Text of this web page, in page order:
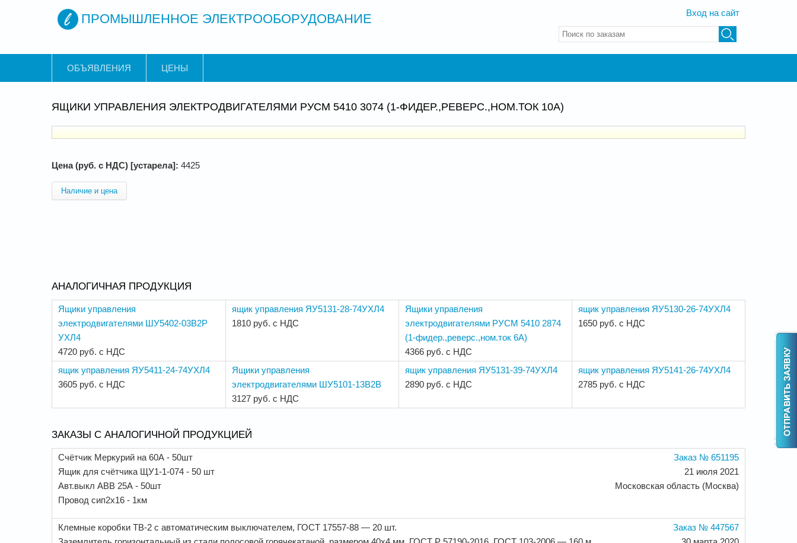
ПРОМЫШЛЕННОЕ ЭЛЕКТРООБОРУДОВАНИЕ Вход на сайт
Введите ключевые слова для поиска
ОБЪЯВЛЕНИЯ ЦЕНЫ
ЯЩИКИ УПРАВЛЕНИЯ ЭЛЕКТРОДВИГАТЕЛЯМИ РУСМ 5410 3074 (1-ФИДЕР.,РЕВЕРС.,НОМ.ТОК 10А)
Цена (руб. с НДС) [устарела]: 4425
Наличие и цена
АНАЛОГИЧНАЯ ПРОДУКЦИЯ
Ящики управления
электродвигателями ШУ5402-03В2Р
УХЛ4
4720 руб. с НДС
ящик управления ЯУ5131-28-74УХЛ4
1810 руб. с НДС
Ящики управления
электродвигателями РУСМ 5410 2874
(1-фидер.,реверс.,ном.ток 6А)
4366 руб. с НДС
ящик управления ЯУ5130-26-74УХЛ4
1650 руб. с НДС
ящик управления ЯУ5411-24-74УХЛ4
3605 руб. с НДС
Ящики управления
электродвигателями ШУ5101-13В2В
3127 руб. с НДС
ящик управления ЯУ5131-39-74УХЛ4
2890 руб. с НДС
ящик управления ЯУ5141-26-74УХЛ4
2785 руб. с НДС
ЗАКАЗЫ С АНАЛОГИЧНОЙ ПРОДУКЦИЕЙ
Заказ № 651195
21 июля 2021
Московская область (Москва)
Счётчик Меркурий на 60А - 50шт
Ящик для счётчика ЩУ1-1-074 - 50 шт
Авт.выкл АВВ 25А - 50шт
Провод сип2х16 - 1км
Заказ № 447567
Клемные коробки ТВ-2 с автоматическим выключателем, ГОСТ 17557-88 — 20 шт.